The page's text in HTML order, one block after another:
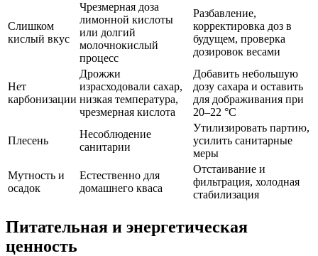
Слишком
кислый вкус
Чрезмерная доза
лимонной кислоты
или долгий
молочнокислый
процесс
Разбавление,
корректировка доз в
будущем, проверка
дозировок весами
Нет
карбонизации
Дрожжи
израсходовали сахар,
низкая температура,
чрезмерная кислота
Добавить небольшую
дозу сахара и оставить
для дображивания при
20–22 °C
Плесень
Несоблюдение
санитарии
Утилизировать партию,
усилить санитарные
меры
Мутность и
осадок
Естественно для
домашнего кваса
Отстаивание и
фильтрация, холодная
стабилизация
Питательная и энергетическая
ценность